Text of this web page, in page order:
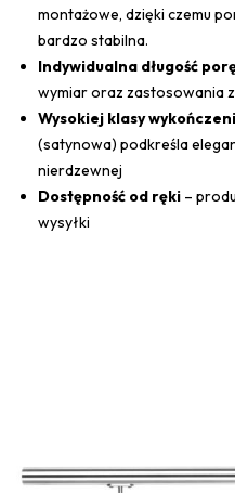
montażowe, dzięki czemu
bardzo stabilna.
Indywidualna długość
wymiar oraz zastosowania
Wysokiej klasy
(satynowa) podkreśla
nierdzewnej
Dostępność od ręki –
wysyłki